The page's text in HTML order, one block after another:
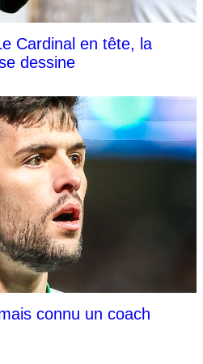
Cardinal en tête, la
dessine
connu un coach